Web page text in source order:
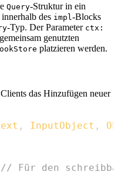
Query-Struktur in ein
innerhalb des impl -Blocks
-Typ. Der Parameter ctx:
genutzten
platzieren werden.
das Hinzufügen neuer
, InputObject ,
// Für den